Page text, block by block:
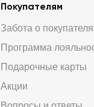
Покупателям
Забота о
Программа
Подарочные карты
Акции